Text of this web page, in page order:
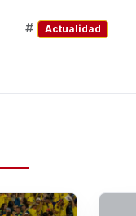
# Actualidad